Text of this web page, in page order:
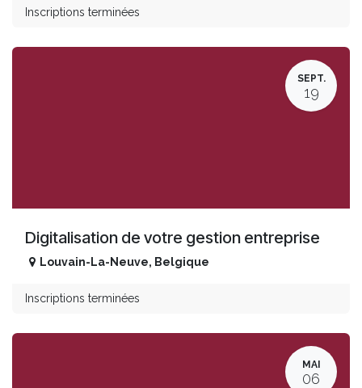
Inscriptions terminées
SEPT.
19
Digitalisation de votre gestion entreprise
Louvain-La-Neuve, Belgique
Inscriptions terminées
MAI
06